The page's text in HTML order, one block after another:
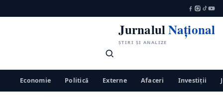
JurnalulNațional
ȘTIRI ȘI ANALIZE
Economie Politică Externe Afaceri Investiții